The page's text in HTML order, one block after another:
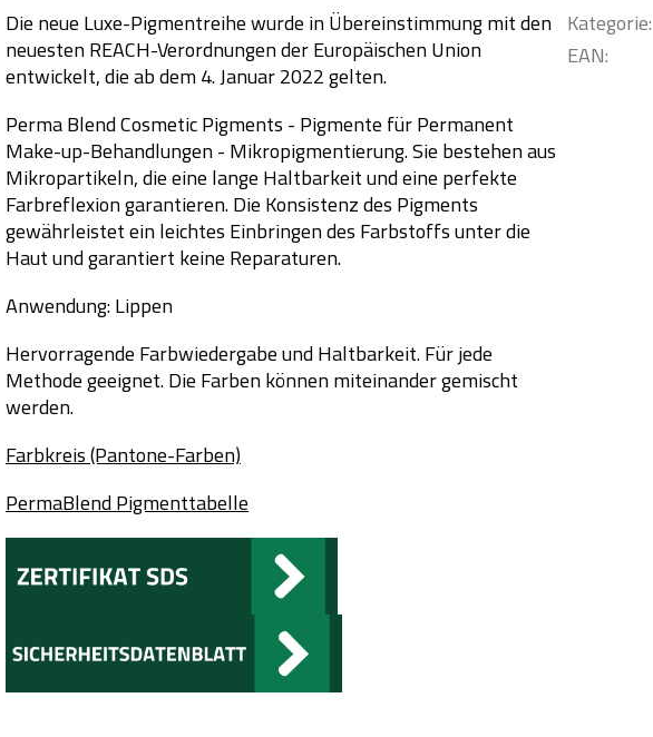
Die neue Luxe-Pigmentreihe wurde in Übereinstimmung mit den
neuesten REACH-Verordnungen der Europäischen Union
entwickelt, die ab dem 4. Januar 2022 gelten.
Perma Blend Cosmetic Pigments - Pigmente für Permanent
Make-up-Behandlungen - Mikropigmentierung. Sie bestehen aus
Mikropartikeln, die eine lange Haltbarkeit und eine perfekte
Farbreflexion garantieren. Die Konsistenz des Pigments
gewährleistet ein leichtes Einbringen des Farbstoffs unter die
Haut und garantiert keine Reparaturen.
Anwendung: Lippen
Hervorragende Farbwiedergabe und Haltbarkeit. Für jede
Methode geeignet. Die Farben können miteinander gemischt
werden.
Farbkreis (Pantone-Farben)
PermaBlend Pigmenttabelle
Kategorie:
EAN: